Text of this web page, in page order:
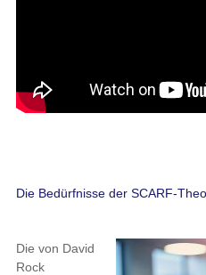
Die Bedürfnisse der SCARF-
Die von David
Rock